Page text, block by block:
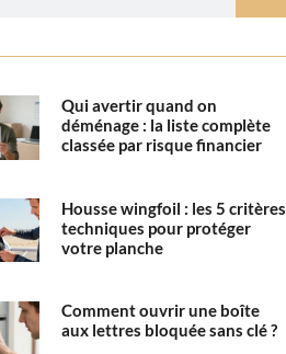
Qui avertir quand on
déménage : la liste complète
classée par risque financier
Housse wingfoil : les 5 critères
techniques pour protéger
votre planche
Comment ouvrir une boîte
aux lettres bloquée sans clé ?